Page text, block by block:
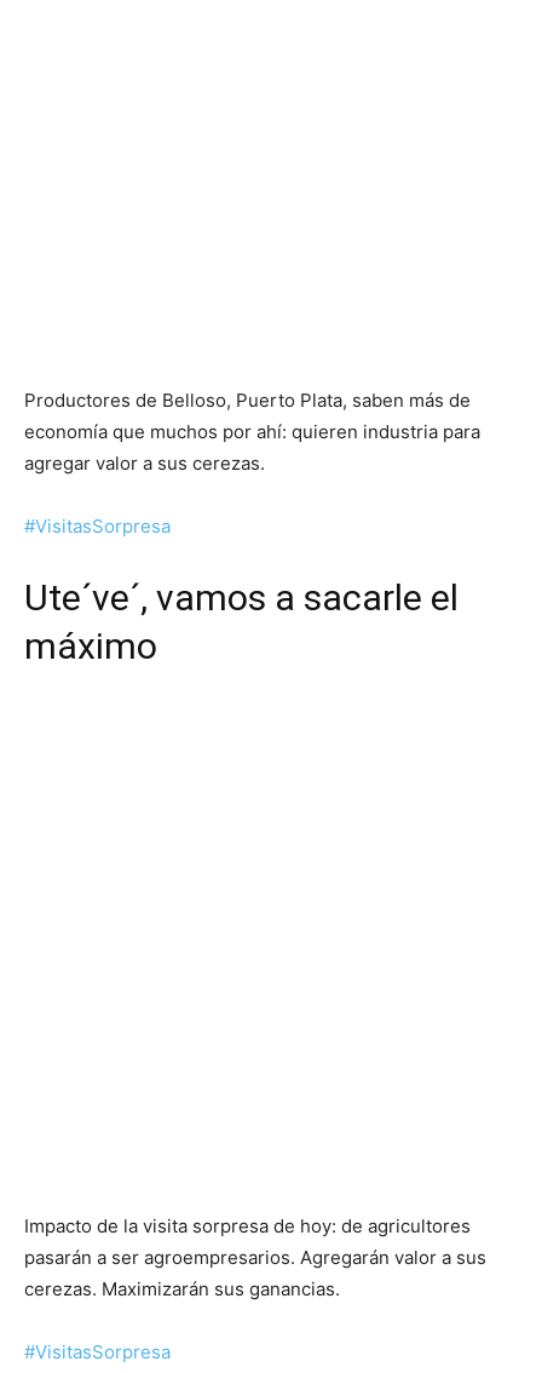
Productores de Belloso, Puerto Plata, saben más de
economía que muchos por ahí: quieren industria para
agregar valor a sus cerezas.
#VisitasSorpresa
Ute´ve´, vamos a sacarle el
máximo
Impacto de la visita sorpresa de hoy: de agricultores
pasarán a ser agroempresarios. Agregarán valor a sus
cerezas. Maximizarán sus ganancias.
#VisitasSorpresa